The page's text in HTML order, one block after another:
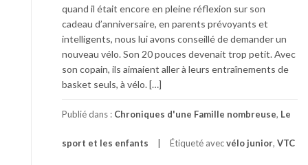
quand il était encore en pleine réflexion sur son
cadeau d’anniversaire, en parents prévoyants et
intelligents, nous lui avons conseillé de demander un
nouveau vélo. Son 20 pouces devenait trop petit. Avec
son copain, ils aimaient aller à leurs entraînements de
basket seuls, à vélo. […]
Publié dans : Chroniques d'une Famille nombreuse, Le
sport et les enfants Étiqueté avecvélo junior, VTC